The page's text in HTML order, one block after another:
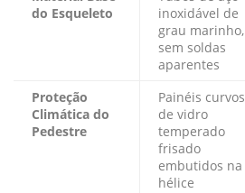
do Esqueleto
inoxidável de
grau marinho,
sem soldas
aparentes
Proteção
Climática do
Pedestre
Painéis curvos
de vidro
temperado
frisado
embutidos na
hélice